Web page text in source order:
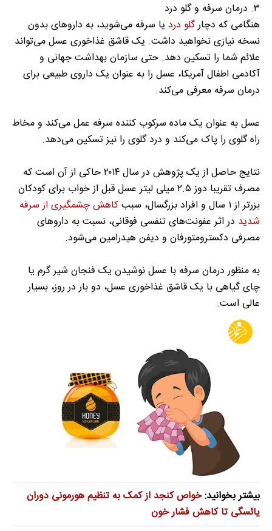
۳. درمان سرفه و گلو درد
هنگامی که دچارگلو درد یا سرفه می‌شوید، به دارو‌های بدون
نسخه نیازی نخواهید داشت. یک قاشق غذاخوری عسل می‌تواند
علائم شما را تسکین دهد. حتی سازمان بهداشت جهانی و
آکادمی اطفال آمریکا، عسل را به عنوان یک داروی طبیعی برای
درمان سرفه معرفی می‌کند.
عسل به عنوان یک ماده سرکوب کننده سرفه عمل می‌کند و مخاط
راه گلوی را پاک می‌کند و درد گلوی را نیز تسکین می‌دهد.
نتایج حاصل از یک پژوهش در سال ۲۰۱۴ حاکی از آن است که
مصرف تقریبا دوز ۲.۵ میلی لیتر عسل قبل از خواب برای کودکان
بزر‌تر از ۱ سال و افراد بزرگسال، سبب
کاهش چشمگیری از سرفه
شدید در اثر عفونت‌های تنفسی فوقانی، نسبت به دارو‌های
مصرفی دکسترومتورفان و دیفن هیدرامین می‌شود.
به منظور درمان سرفه با عسل نوشیدن یک فنجان شیر گرم یا
چای گیاهی با یک قاشق غذاخوری عسل، دو بار در روز، بسیار
عالی است.
بیشتر بخوانید:خواص کنجد از کمک به تنظیم هورمونی دوران
یائسگی تا کاهش فشار خون